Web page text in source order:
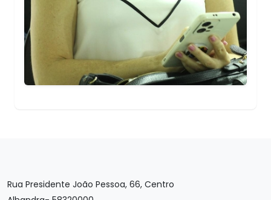
Rua Presidente João Pessoa, 66, Centro